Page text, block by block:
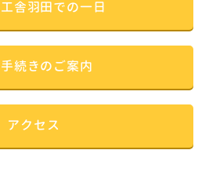
舎羽田での一日
続きのご案内
アクセス